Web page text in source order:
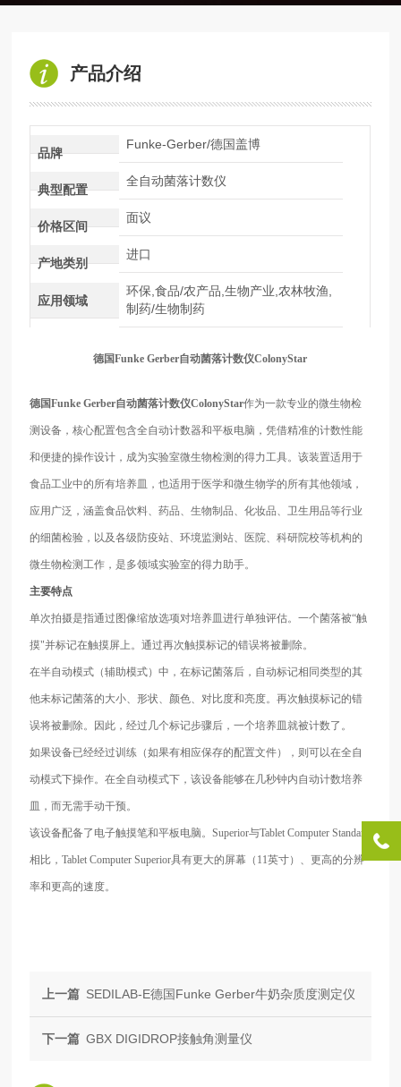
产品介绍
品牌
Funke-Gerber/德国盖博
典型配置
全自动菌落计数仪
价格区间
面议
产地类别
进口
应用领域
环保,食品/农产品,生物产业,农林牧渔,
制药/生物制药
德国Funke Gerber自动菌落计数仪ColonyStar
德国Funke Gerber自动菌落计数仪ColonyStar作为一款专业的微生物检
测设备，核心配置包含全自动计数器和平板电脑，凭借精准的计数性能
和便捷的操作设计，成为实验室微生物检测的得力工具。该装置适用于
食品工业中的所有培养皿，也适用于医学和微生物学的所有其他领域，
应用广泛，涵盖食品饮料、药品、生物制品、化妆品、卫生用品等行业
的细菌检验，以及各级防疫站、环境监测站、医院、科研院校等机构的
微生物检测工作，是多领域实验室的得力助手。
主要特点
单次拍摄是指通过图像缩放选项对培养皿进行单独评估。一个菌落被“触
摸"并标记在触摸屏上。通过再次触摸标记的错误将被删除。
在半自动模式（辅助模式）中，在标记菌落后，自动标记相同类型的其
他未标记菌落的大小、形状、颜色、对比度和亮度。再次触摸标记的错
误将被删除。因此，经过几个标记步骤后，一个培养皿就被计数了。
如果设备已经经过训练（如果有相应保存的配置文件），则可以在全自
动模式下操作。在全自动模式下，该设备能够在几秒钟内自动计数培养
皿，而无需手动干预。
该设备配备了电子触摸笔和平板电脑。Superior与Tablet Computer Standard
相比，Tablet Computer Superior具有更大的屏幕（11英寸）、更高的分辨
率和更高的速度。
上一篇 SEDILAB-E德国Funke Gerber牛奶杂质度测定仪
下一篇 GBX DIGIDROP接触角测量仪